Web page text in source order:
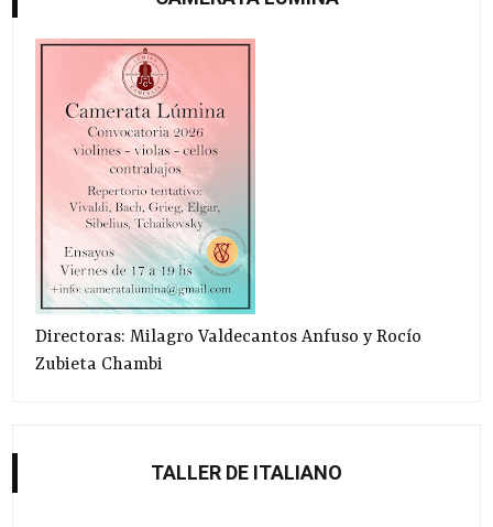
Directoras: Milagro Valdecantos Anfuso y Rocío
Zubieta Chambi
TALLER DE ITALIANO